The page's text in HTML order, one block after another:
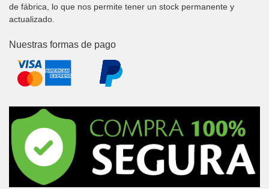
de fábrica, lo que nos permite tener un stock permanente y
actualizado.
Nuestras formas de pago